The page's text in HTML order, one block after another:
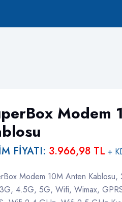
Modem
FİYATI: 3.966,98 TL +
Modem 10M Anten
4.5G, 5G, Wifi, Wimax,